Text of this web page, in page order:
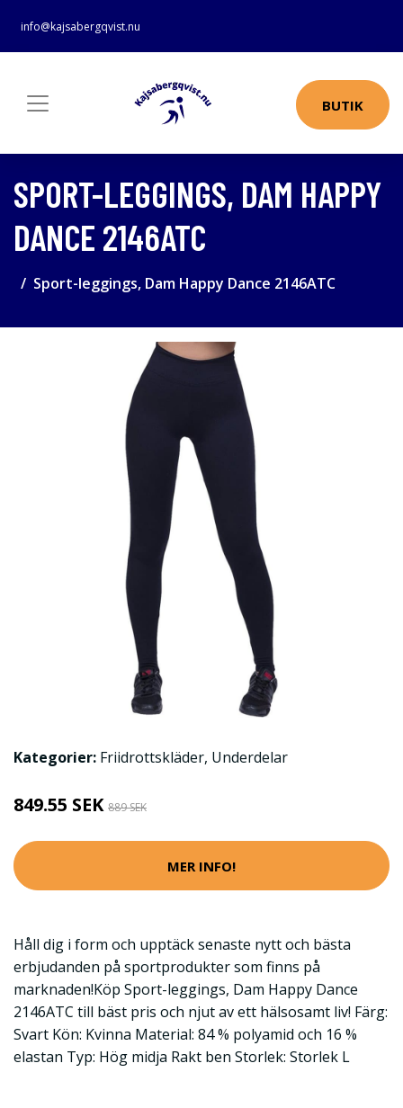
info@kajsabergqvist.nu
BUTIK
SPORT-LEGGINGS, DAM HAPPY
DANCE 2146ATC
Sport-leggings, Dam Happy Dance 2146ATC
Kategorier: Friidrottskläder, Underdelar
849.55 SEK 889 SEK
MER INFO!
Håll dig i form och upptäck senaste nytt och bästa
erbjudanden på sportprodukter som finns på
marknaden!Köp Sport-leggings, Dam Happy Dance
2146ATC till bäst pris och njut av ett hälsosamt liv! Färg:
Svart Kön: Kvinna Material: 84 % polyamid och 16 %
elastan Typ: Hög midja Rakt ben Storlek: Storlek L